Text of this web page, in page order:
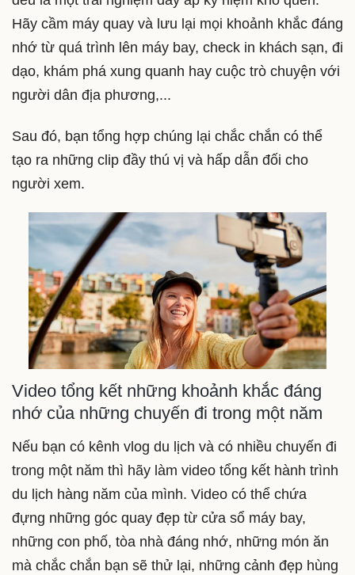
Hãy cầm máy quay và lưu lại mọi khoảnh khắc đáng
nhớ từ quá trình lên máy bay, check in khách sạn, đi
dạo, khám phá xung quanh hay cuộc trò chuyện với
người dân địa phương,...
Sau đó, bạn tổng hợp chúng lại chắc chắn có thể
tạo ra những clip đầy thú vị và hấp dẫn đối cho
người xem.
Video tổng kết những khoảnh khắc đáng
nhớ của những chuyến đi trong một năm
Nếu bạn có kênh vlog du lịch và có nhiều chuyến đi
trong một năm thì hãy làm video tổng kết hành trình
du lịch hàng năm của mình. Video có thể chứa
đựng những góc quay đẹp từ cửa sổ máy bay,
những con phố, tòa nhà đáng nhớ, những món ăn
mà chắc chắn bạn sẽ thử lại, những cảnh đẹp hùng